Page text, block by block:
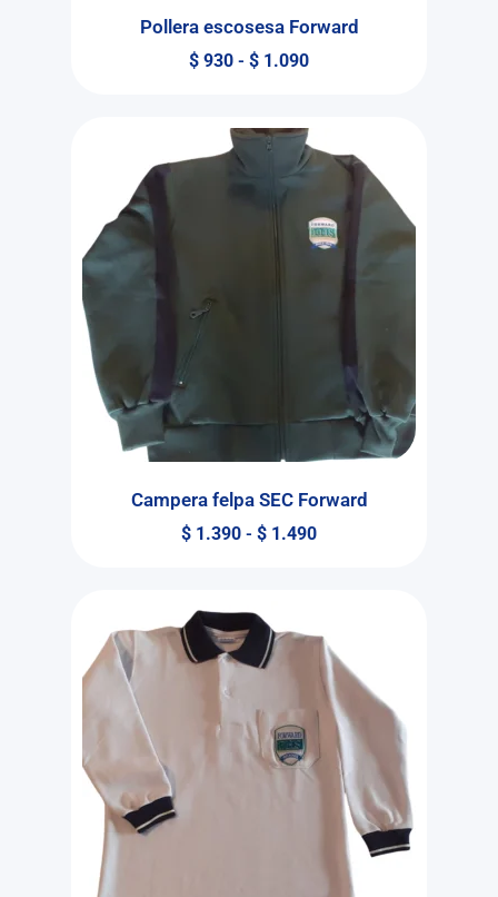
Pollera escosesa Forward
$ 930 - $ 1.090
Campera felpa SEC Forward
$ 1.390 - $ 1.490